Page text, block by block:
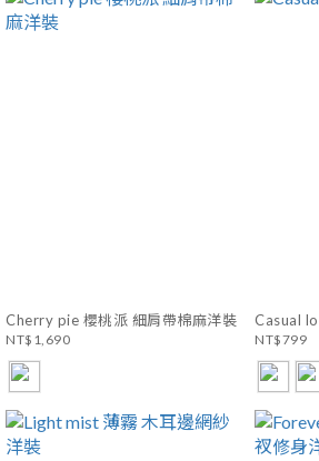
Cherry pie 櫻桃派 細肩帶棉麻洋裝
NT$1,690
Casual
NT$799